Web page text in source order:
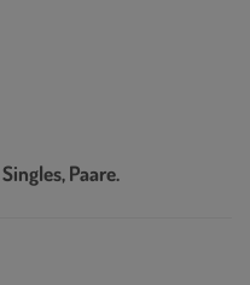
Singles, Paare.